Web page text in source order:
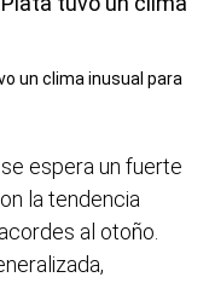
un clima inusual para
espera un fuerte
la tendencia
al otoño.